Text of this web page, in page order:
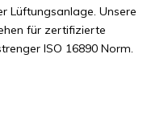
Lüftungsanlage. Unsere
für zertifizierte
ISO 16890 Norm.